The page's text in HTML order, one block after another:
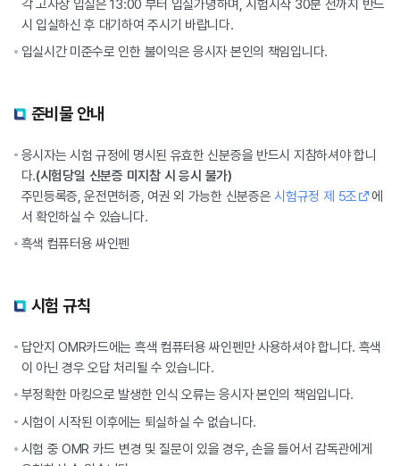
각 고사장 입실은 13:00 부터 입실가녕하며, 시험시작 30분 전까지 반드
시 입실하신 후 대기하여 주시기 바랍니다.
입실시간 미준수로 인한 불이익은 응시자 본인의 책임입니다.
준비물 안내
응시자는 시험 규정에 명시된 유효한 신분증을 반드시 지참하셔야 합니
다.(시험당일 신분증 미지참 시 응시 불가)
주민등록증, 운전면허증, 여권 외 가능한 신분증은시험규정 제 5조
에
서 확인하실 수 있습니다.
흑색 컴퓨터용 싸인펜
시험 규칙
답안지 OMR카드에는 흑색 컴퓨터용 싸인펜만 사용하셔야 합니다. 흑색
이 아닌 경우 오답 처리될 수 있습니다.
부정확한 마킹으로 발생한 인식 오류는 응시자 본인의 책임입니다.
시험이 시작된 이후에는 퇴실하실 수 없습니다.
시험 중 OMR 카드 변경 및 질문이 있을 경우, 손을 들어서 감독관에게